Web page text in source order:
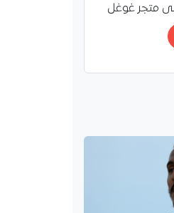
متجر غوغل